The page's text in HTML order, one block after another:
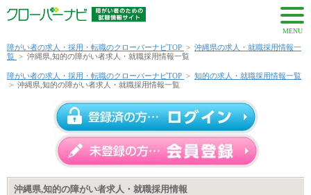
MENU
障がい者の求人・採用・転職のクローバーナビTOP > 沖縄県の求人・就職採用情報一
覧 > 沖縄県,知的の障がい者求人・就職採用情報一覧
障がい者の求人・採用・転職のクローバーナビTOP > 知的の求人・就職採用情報一覧
> 沖縄県,知的の障がい者求人・就職採用情報一覧
沖縄県,知的の障がい者求人・就職採用情報